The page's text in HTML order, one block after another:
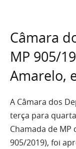
Câmara
MP 905/
Amarelo,
A Câmara dos
terça para
Chamada de MP
905/2019), foi